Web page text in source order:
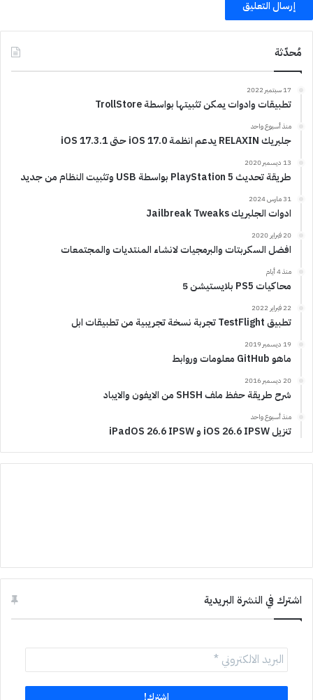
مُحدّثة
17 سبتمبر 2022
تطبيقات وادوات يمكن تثبيتها بواسطة TrollStore
منذ أسبوع واحد
جلبريك RELAXIN يدعم انظمة iOS 17.0 حتى iOS 17.3.1
13 ديسمبر 2020
طريقة تحديث PlayStation 5 بواسطة USB وتثبيت النظام من جديد
31 مارس 2024
ادوات الجلبريك Jailbreak Tweaks
20 فبراير 2020
افضل السكربتات والبرمجيات لانشاء المنتديات والمجتمعات
منذ 4 أيام
محاكيات PS5 بلايستيشن 5
22 فبراير 2022
تطبيق TestFlight تجربة نسخة تجريبية من تطبيقات ابل
19 ديسمبر 2019
ماهو GitHub معلومات وروابط
20 ديسمبر 2016
شرح طريقة حفظ ملف SHSH من الايفون والايباد
منذ أسبوع واحد
تنزيل iOS 26.6 IPSW و iPadOS 26.6 IPSW
اشترك في النشرة البريدية